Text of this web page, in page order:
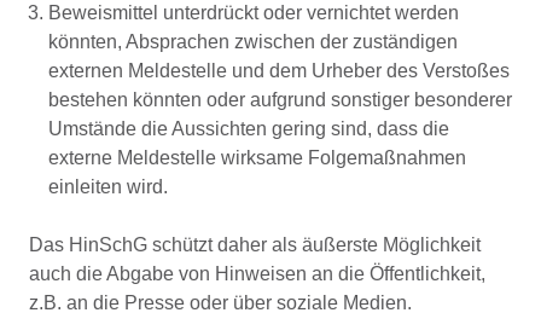
Beweismittel unterdrückt oder vernichtet werden
könnten, Absprachen zwischen der zuständigen
externen Meldestelle und dem Urheber des Verstoßes
bestehen könnten oder aufgrund sonstiger besonderer
Umstände die Aussichten gering sind, dass die
externe Meldestelle wirksame Folgemaßnahmen
einleiten wird.
Das HinSchG schützt daher als äußerste Möglichkeit
auch die Abgabe von Hinweisen an die Öffentlichkeit,
z.B. an die Presse oder über soziale Medien.